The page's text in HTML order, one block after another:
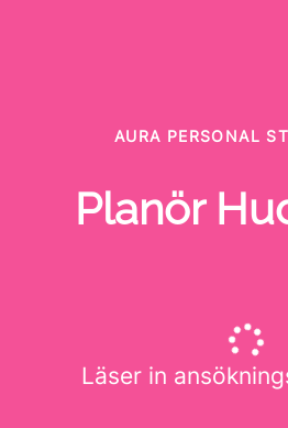
AURA PERSONAL
Planör
Läser in